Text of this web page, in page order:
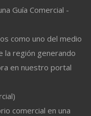
Guía Comercial -
como uno del medio
la región generando
en nuestro portal
comercial en una